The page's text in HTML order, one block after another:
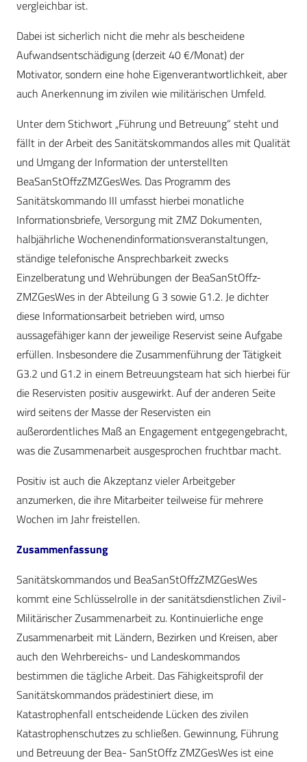
vergleichbar ist.
Dabei ist sicherlich nicht die mehr als bescheidene
Aufwandsentschädigung (derzeit 40 €/Monat) der
Motivator, sondern eine hohe Eigenverantwortlichkeit, aber
auch Anerkennung im zivilen wie militärischen Umfeld.
Unter dem Stichwort „Führung und Betreuung“ steht und
fällt in der Arbeit des Sanitätskommandos alles mit Qualität
und Umgang der Information der unterstellten
BeaSanStOffzZMZGesWes. Das Programm des
Sanitätskommando III umfasst hierbei monatliche
Informationsbriefe, Versorgung mit ZMZ Dokumenten,
halbjährliche Wochenendinformationsveranstaltungen,
ständige telefonische Ansprechbarkeit zwecks
Einzelberatung und Wehrübungen der BeaSanStOffz-
ZMZGesWes in der Abteilung G 3 sowie G1.2. Je dichter
diese Informationsarbeit betrieben wird, umso
aussagefähiger kann der jeweilige Reservist seine Aufgabe
erfüllen. Insbesondere die Zusammenführung der Tätigkeit
G3.2 und G1.2 in einem Betreuungsteam hat sich hierbei für
die Reservisten positiv ausgewirkt. Auf der anderen Seite
wird seitens der Masse der Reservisten ein
außerordentliches Maß an Engagement entgegengebracht,
was die Zusammenarbeit ausgesprochen fruchtbar macht.
Positiv ist auch die Akzeptanz vieler Arbeitgeber
anzumerken, die ihre Mitarbeiter teilweise für mehrere
Wochen im Jahr freistellen.
Zusammenfassung
Sanitätskommandos und BeaSanStOffzZMZGesWes
kommt eine Schlüsselrolle in der sanitätsdienstlichen Zivil-
Militärischer Zusammenarbeit zu. Kontinuierliche enge
Zusammenarbeit mit Ländern, Bezirken und Kreisen, aber
auch den Wehrbereichs- und Landeskommandos
bestimmen die tägliche Arbeit. Das Fähigkeitsprofil der
Sanitätskommandos prädestiniert diese, im
Katastrophenfall entscheidende Lücken des zivilen
Katastrophenschutzes zu schließen. Gewinnung, Führung
und Betreuung der Bea- SanStOffz ZMZGesWes ist eine